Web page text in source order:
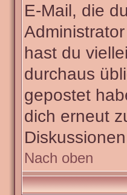
E-Mail, die
hast du
durchaus
gepostet
dich erneut
Nach oben